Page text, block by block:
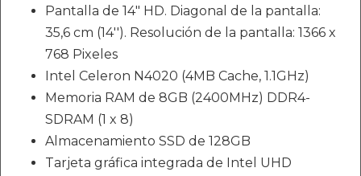
Pantalla de 14" HD. Diagonal de la pantalla:
35,6 cm (14''). Resolución de la pantalla: 1366 x
768 Pixeles
Intel Celeron N4020 (4MB Cache, 1.1GHz)
Memoria RAM de 8GB (2400MHz) DDR4-
SDRAM (1 x 8)
Almacenamiento SSD de 128GB
Tarjeta gráfica integrada de Intel UHD